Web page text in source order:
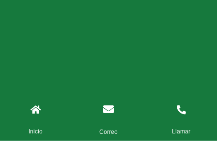
Inicio Correo Llamar